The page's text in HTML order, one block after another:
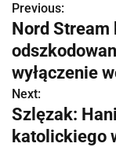
N
a
w
i
g
Previous:
Nord Stream
wyłączenie
Next:
Szlęzak:
katolickiego